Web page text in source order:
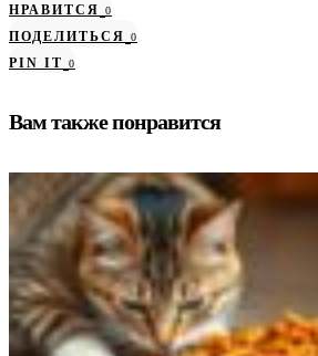
НРАВИТСЯ
0
ПОДЕЛИТЬСЯ 0
PIN IT 0
Вам также понравится